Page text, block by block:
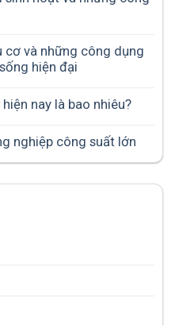
cơ và những công dụng
hiện đại
nay là bao nhiêu?
nghiệp công suất lớn